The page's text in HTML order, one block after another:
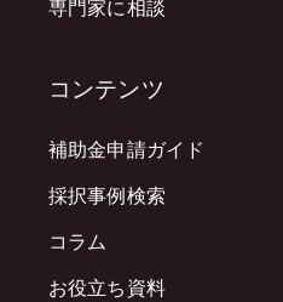
専門家に相談
コンテンツ
補助金申請ガイド
採択事例検索
コラム
お役立ち資料